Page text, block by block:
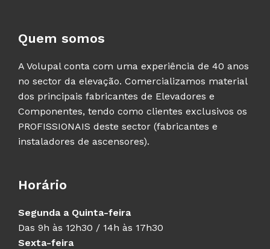
Quem somos
A Volupal conta com uma experiência de 40 anos
no sector da elevação. Comercializamos material
dos principais fabricantes de Elevadores e
Componentes, tendo como clientes exclusivos os
PROFISSIONAIS deste sector (fabricantes e
instaladores de ascensores).
Horário
Segunda a Quinta-feira
Das 9h às 12h30 / 14h às 17h30
Sexta-feira